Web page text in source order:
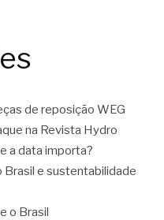
de reposição WEG
na Revista Hydro
a data importa?
Brasil e sustentabilidade
o Brasil